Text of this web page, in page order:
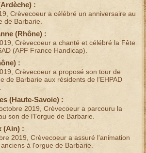
Ardèche) :
Crèvecoeur a célébré un anniversaire au
de Barbarie.
(Rhône) :
Crèvecoeur a chanté et célébré la Fête
(APF France Handicap).
) :
Crèvecoeur a proposé son tour de
de Barbarie aux résidents de l'EHPAD
.
(Haute-Savoie) :
2019, Crèvecoeur a parcouru la
son de l'l'orgue de Barbarie.
(Ain) :
2019, Crèvecoeur a assuré l'animation
à l'orgue de Barbarie.